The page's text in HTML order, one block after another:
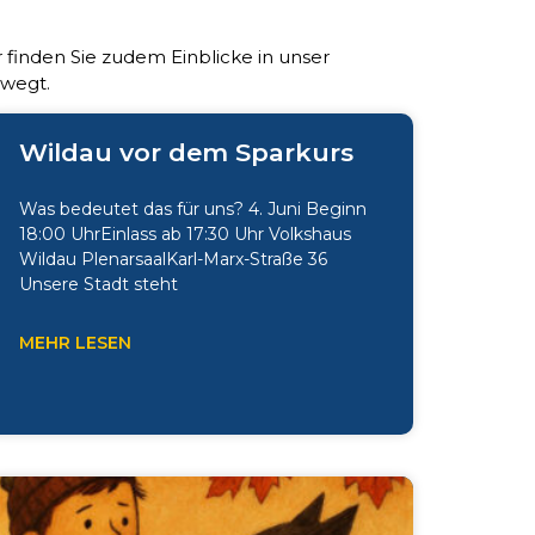
Sie zudem Einblicke in unser
Wildau vor dem Sparkurs
Was bedeutet das für uns? 4. Juni Beginn
18:00 UhrEinlass ab 17:30 Uhr Volkshaus
Wildau PlenarsaalKarl-Marx-Straße 36
Unsere Stadt steht
MEHR LESEN